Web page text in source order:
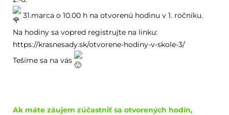
31.marca o 10.00 h na otvorenú hodinu v 1. ročníku.
Na hodiny sa vopred registrujte na linku:
https://krasnesady.sk/otvorene-hodiny-v-skole-3/
Tešíme sa na vás
Ak máte záujem zúčastniť sa otvorených hodín,